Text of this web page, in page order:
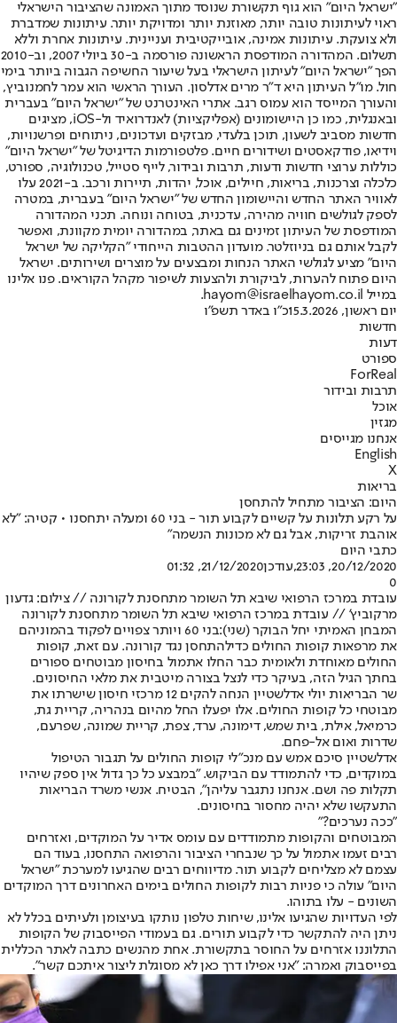
"ישראל היום" הוא גוף תקשורת שנוסד מתוך האמונה שהציבור הישראלי
ראוי לעיתונות טובה יותר, מאוזנת יותר ומדויקת יותר. עיתונות שמדברת
ולא צועקת. עיתונות אמינה, אובייקטיבית ועניינית. עיתונות אחרת וללא
תשלום. המהדורה המודפסת הראשונה פורסמה ב-30 ביולי 2007, וב-2010
הפך "ישראל היום" לעיתון הישראלי בעל שיעור החשיפה הגבוה ביותר בימי
חול. מו"ל העיתון היא ד"ר מרים אדלסון. העורך הראשי הוא עמר לחמנוביץ,
והעורך המייסד הוא עמוס רגב. אתרי האינטרנט של "ישראל היום" בעברית
ובאנגלית, כמו כן היישומונים (אפליקציות) לאנדרואיד ול-iOS, מציגים
חדשות מסביב לשעון, תוכן בלעדי, מבזקים ועדכונים, ניתוחים ופרשנויות,
וידיאו, פודקאסטים ושידורים חיים. פלטפורמות הדיגיטל של "ישראל היום"
כוללות ערוצי חדשות ודעות, תרבות ובידור, לייף סטייל, טכנולוגיה, ספורט,
כלכלה וצרכנות, בריאות, חיילים, אוכל, יהדות, תיירות ורכב. ב-2021 עלו
לאוויר האתר החדש והיישומון החדש של "ישראל היום" בעברית, במטרה
לספק לגולשים חוויה מהירה, עדכנית, בטוחה ונוחה. תכני המהדורה
המודפסת של העיתון זמינים גם באתר, במהדורה יומית מקוונת, ואפשר
לקבל אותם גם בניוזלטר. מועדון ההטבות הייחודי "הקליקה של ישראל
היום" מציע לגולשי האתר הנחות ומבצעים על מוצרים ושירותים. ישראל
היום פתוח להערות, לביקורת ולהצעות לשיפור מקהל הקוראים. פנו אלינו
במייל hayom@israelhayom.co.il.
יום ראשון, 15.3.2026
כ"ו באדר תשפ"ו
חדשות
דעות
ספורט
ForReal
תרבות ובידור
אוכל
מגזין
אנחנו מגייסים
English
X
בריאות
היום: הציבור מתחיל להתחסן
על רקע תלונות על קשיים לקבוע תור - בני 60 ומעלה יתחסנו • קטיה: "לא
אוהבת זריקות, אבל גם לא מכונות הנשמה"
כתבי היום
20/12/2020, 23:03
,עודכן21/12/2020, 01:32
0
עובדת במרכז הרפואי שיבא תל השומר מתחסנת לקורונה // צילום: גדעון
מרקוביץ' // עובדת במרכז הרפואי שיבא תל השומר מתחסנת לקורונה
המבחן האמיתי יחל הבוקר (שני):
בני 60 ויותר צפויים לפקוד בהמוניהם
את מרפאות קופות החולים כדילהתחסן נגד קורונה. עם זאת, קופות
החולים מאוחדת ולאומית כבר החלו אתמול בחיסון מבוטחים ספורים
בחתך הגיל הזה, בעיקר כדי לנצל בצורה מיטבית את מלאי החיסונים.
שר הבריאות יולי אדלשטיין הנחה להקים 12 מרכזי חיסון שישרתו את
מבוטחי כל קופות החולים. אלו יפעלו החל מהיום בנהריה, קריית גת,
כרמיאל, אילת, בית שמש, דימונה, ערד, צפת, קריית שמונה, שפרעם,
שדרות ואום אל-פחם.
אדלשטיין סיכם אמש עם מנכ"לי קופות החולים על תגבור הטיפול
במוקדים, כדי להתמודד עם הביקוש. "במבצע כל כך גדול אין ספק שיהיו
תקלות פה ושם. אנחנו נתגבר עליהן", הבטיח. אנשי משרד הבריאות
התעקשו שלא יהיה מחסור בחיסונים.
"ככה נערכים?"
המבוטחים והקופות מתמודדים עם עומס אדיר על המוקדים, ואזרחים
רבים זעמו אתמול על כך שנבחרי הציבור והרפואה התחסנו, בעוד הם
עצמם לא מצליחים לקבוע תור. מדיווחים רבים שהגיעו למערכת "ישראל
היום" עולה כי פניות רבות לקופות החולים בימים האחרונים דרך המוקדים
השונים - עלו בתוהו.
לפי העדויות שהגיעו אלינו, שיחות טלפון נותקו בעיצומן ולעיתים בכלל לא
ניתן היה להתקשר כדי לקבוע תורים. גם בעמודי הפייסבוק של הקופות
התלוננו אזרחים על החוסר בתקשורת. אחת מהנשים כתבה לאתר הכללית
בפייסבוק ואמרה: "אני אפילו דרך כאן לא מסוגלת ליצור איתכם קשר".